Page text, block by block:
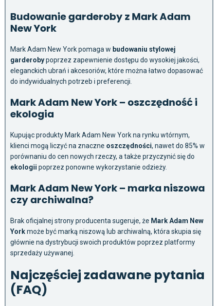
Budowanie garderoby z Mark Adam
New York
Mark Adam New York pomaga w budowaniu stylowej
garderobypoprzez zapewnienie dostępu do wysokiej jakości,
eleganckich ubrań i akcesoriów, które można łatwo dopasować
do indywidualnych potrzeb i preferencji.
Mark Adam New York – oszczędność i
ekologia
Kupując produkty Mark Adam New York na rynku wtórnym,
klienci mogą liczyć na znaczne oszczędności, nawet do 85% w
porównaniu do cen nowych rzeczy, a także przyczynić się do
ekologii poprzez ponowne wykorzystanie odzieży.
Mark Adam New York – marka niszowa
czy archiwalna?
Brak oficjalnej strony producenta sugeruje, że Mark Adam New
Yorkmoże być marką niszową lub archiwalną, która skupia się
głównie na dystrybucji swoich produktów poprzez platformy
sprzedaży używanej.
Najczęściej zadawane pytania
(FAQ)